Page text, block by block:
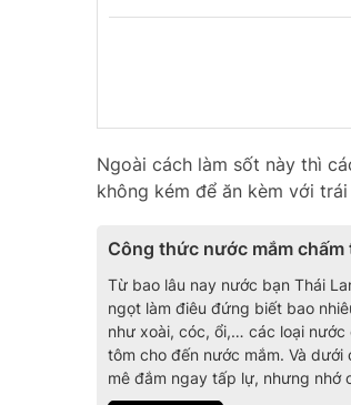
Ngoài cách làm sốt này thì
không kém để ăn kèm với trái
Công thức nước mắm chấm
Từ bao lâu nay nước bạn Thái
ngọt làm điêu đứng biết bao
như xoài, cóc, ổi,… các loại
tôm cho đến nước mắm. Và
mê đắm ngay tấp lự, nhưng nhớ